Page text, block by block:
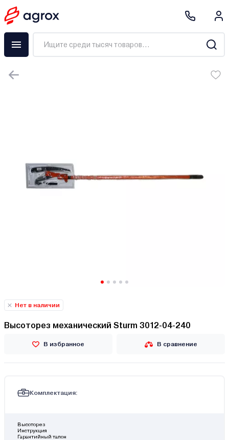
Нет в наличии
Высоторез механический Sturm 3012-04-240
В избранное В сравнение
Комплектация:
Высоторез
Инструкция
Гарантийный талон